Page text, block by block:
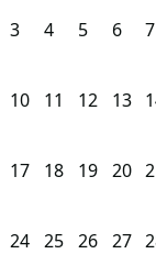
3 4 5 6 7
10 11 12 13
17 18 19 20
24 25 26 27